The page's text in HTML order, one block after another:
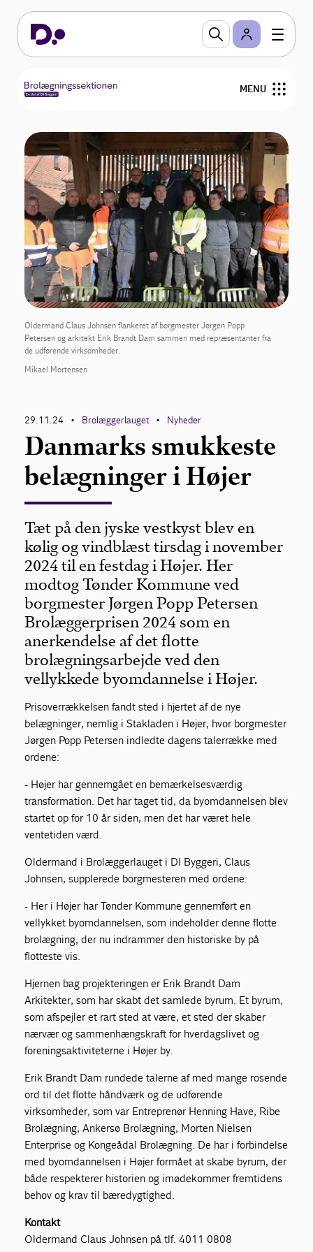
MENU
Om lauget
Nyheder
For medlemmer
Brolæggerprisen
Medlemmer
Bestyrelse
Oldermand Claus Johnsen flankeret af borgmester Jørgen Popp
Petersen og arkitekt Erik Brandt Dam sammen med repræsentanter fra
de udførende virksomheder.
Mikael Mortensen
29.11.24 • Brolæggerlauget • Nyheder
Danmarks smukkeste
belægninger i Højer
Tæt på den jyske vestkyst blev en
kølig og vindblæst tirsdag i november
2024 til en festdag i Højer. Her
modtog Tønder Kommune ved
borgmester Jørgen Popp Petersen
Brolæggerprisen 2024 som en
anerkendelse af det flotte
brolægningsarbejde ved den
vellykkede byomdannelse i Højer.
Prisoverrækkelsen fandt sted i hjertet af de nye
belægninger, nemlig i Stakladen i Højer, hvor borgmester
Jørgen Popp Petersen indledte dagens talerrække med
ordene:
- Højer har gennemgået en bemærkelsesværdig
transformation. Det har taget tid, da byomdannelsen blev
startet op for 10 år siden, men det har været hele
ventetiden værd.
Oldermand i Brolæggerlauget i DI Byggeri, Claus
Johnsen, supplerede borgmesteren med ordene:
- Her i Højer har Tønder Kommune gennemført en
vellykket byomdannelsen, som indeholder denne flotte
brolægning, der nu indrammer den historiske by på
flotteste vis.
Hjernen bag projekteringen er Erik Brandt Dam
Arkitekter, som har skabt det samlede byrum. Et byrum,
som afspejler et rart sted at være, et sted der skaber
nærvær og sammenhængskraft for hverdagslivet og
foreningsaktiviteterne i Højer by.
Erik Brandt Dam rundede talerne af med mange rosende
ord til det flotte håndværk og de udførende
virksomheder, som var Entreprenør Henning Have, Ribe
Brolægning, Ankersø Brolægning, Morten Nielsen
Enterprise og Kongeådal Brolægning. De har i forbindelse
med byomdannelsen i Højer formået at skabe byrum, der
både respekterer historien og imødekommer fremtidens
behov og krav til bæredygtighed.
Kontakt
Oldermand Claus Johnsen på tlf. 4011 0808